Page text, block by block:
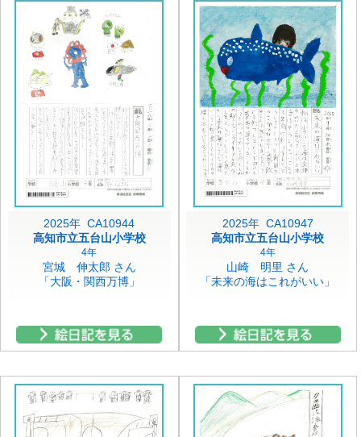
2025年 CA10944
高知市立五台山小学校
4年
宮城 伸太郎 さん
「大阪・関西万博」
2025年 CA10947
高知市立五台山小学校
4年
山崎 明里 さん
「未来の海はこれがいい」